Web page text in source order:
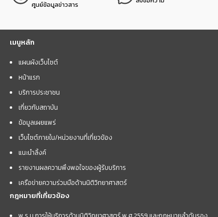
ศูนย์ข้อมูลข่าวสาร
เมนูหลัก
แผนผังเว็บไซต์
หน้าแรก
บริการประชาชน
เกี่ยวกับสถาบัน
ข้อมูลเผยแพร่
เว็บไซต์ภายใน/หน่วยงานที่เกี่ยวข้อง
แนะนำลิ้งค์
รายงานผลความพึงพอใจของผู้รับบริการ
เครือข่ายความร่วมมือด้านนิติวิทยาศาสตร์
กฎหมายที่เกี่ยวข้อง